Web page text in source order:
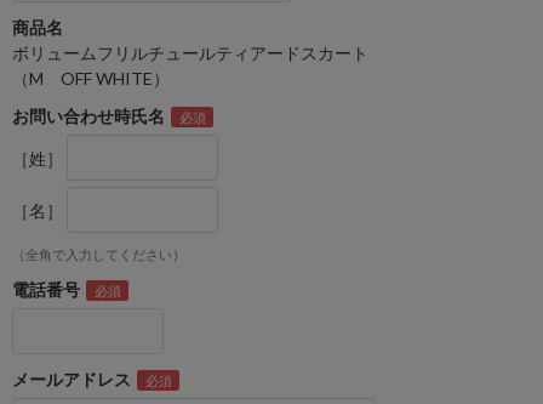
商品名
ボリュームフリルチュールティアードスカート
（M OFF WHITE）
お問い合わせ時氏名
［姓］
［名］
（全角で入力してください）
電話番号
メールアドレス